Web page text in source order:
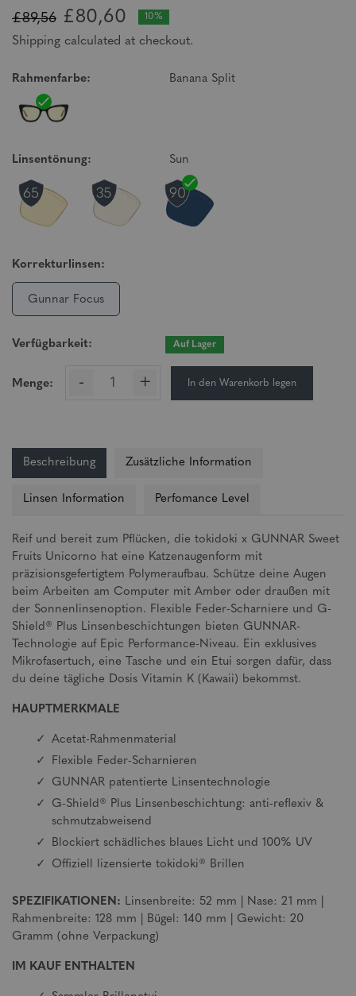
£89,56 £80,60 10%
Shipping calculated at checkout.
Rahmenfarbe: Banana Split
Linsentönung: Sun
Korrekturlinsen:
Gunnar Focus
Verfügbarkeit: Auf Lager
Menge: - + In den Warenkorb legen
Beschreibung Zusätzliche Information
Linsen Information Perfomance Level
Reif und bereit zum Pflücken, die tokidoki x GUNNAR Sweet
Fruits Unicorno hat eine Katzenaugenform mit
präzisionsgefertigtem Polymeraufbau. Schütze deine Augen
beim Arbeiten am Computer mit Amber oder draußen mit
der Sonnenlinsenoption. Flexible Feder-Scharniere und G-
Shield® Plus Linsenbeschichtungen bieten GUNNAR-
Technologie auf Epic Performance-Niveau. Ein exklusives
Mikrofasertuch, eine Tasche und ein Etui sorgen dafür, dass
du deine tägliche Dosis Vitamin K (Kawaii) bekommst.
HAUPTMERKMALE
Acetat-Rahmenmaterial
Flexible Feder-Scharnieren
GUNNAR patentierte Linsentechnologie
G-Shield® Plus Linsenbeschichtung: anti-reflexiv &
schmutzabweisend
Blockiert schädliches blaues Licht und 100% UV
Offiziell lizensierte tokidoki® Brillen
SPEZIFIKATIONEN: Linsenbreite: 52 mm | Nase: 21 mm |
Rahmenbreite: 128 mm | Bügel: 140 mm | Gewicht: 20
Gramm (ohne Verpackung)
IM KAUF ENTHALTEN